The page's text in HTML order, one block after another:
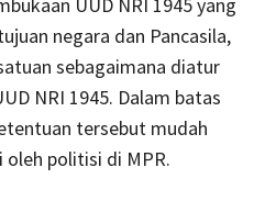
negara dan Pancasila,
sebagaimana diatur
NRI 1945. Dalam batas
tersebut mudah
politisi di MPR.